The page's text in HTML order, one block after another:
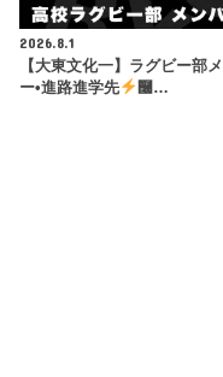
2026.8.1
【大東文化一】ラグビー部
ー•進路進学先
࿠…